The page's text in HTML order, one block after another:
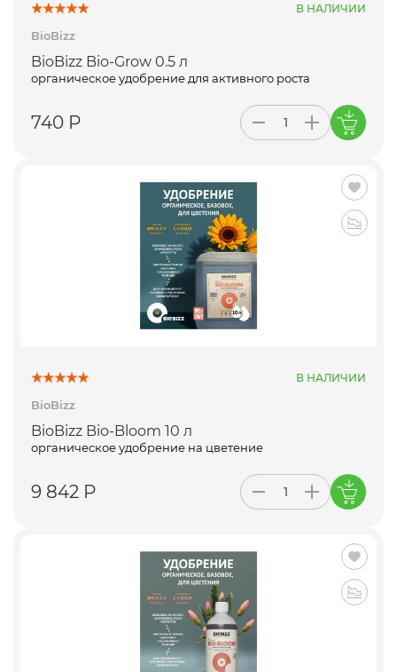
В НАЛИЧИИ
BioBizz
BioBizz Bio-Grow 0.5 л
органическое удобрение для активного роста
740 Р
В НАЛИЧИИ
BioBizz
BioBizz Bio-Bloom 10 л
органическое удобрение на цветение
9 842 Р